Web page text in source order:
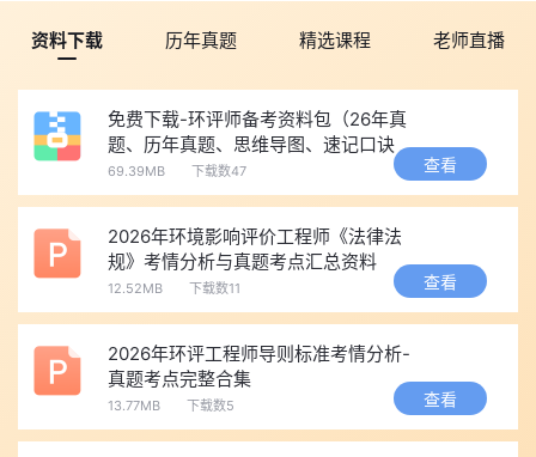
方式一：中国人事考试网电脑端查询
中国人事考试网是成绩查询的主要官方平台，具体操作流程如
首先，访问中国人事考试网官方网站，在首页左侧导航栏找到
并点击"成绩查询"按钮。进入成绩查询页面后，输入个人注册的用
户名、密码及验证码完成登录。登录成功后，在考试列表中找到"环
境影响评价工程师职业资格考试"选项，点击进入即可查看各科成绩
详情。
为方便考生随时随地查询成绩，人力资源和社会保障部提供了
移动端查询服务。考生可通过支付宝或微信搜索"电子社保卡"小程
序，按以下步骤操作：
资料下载 历年真题 精选课程 老师直播
免费下载-环评师备考资料包（26年真
题、历年真题、思维导图、速记口诀
等）
69.39MB 下载数47 查看
2026年环境影响评价工程师《法律法
规》考情分析与真题考点汇总资料
12.52MB 下载数11 查看
2026年环评工程师导则标准考情分析-
真题考点完整合集
13.77MB 下载数5 查看